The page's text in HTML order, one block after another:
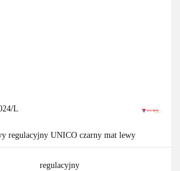
L
regulacyjny UNICO czarny mat lewy
regulacyjny